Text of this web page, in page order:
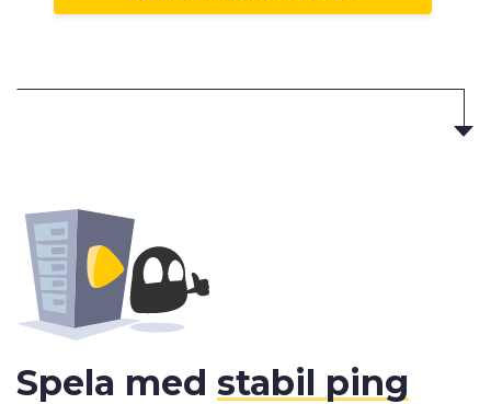
Spela med stabil ping